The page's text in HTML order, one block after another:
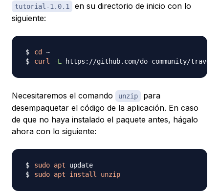
tutorial-1.0.1
en su directorio de inicio con lo
siguiente:
cd
curl
-L https://github.com/do-community/
Necesitaremos el comando unzip
para
desempaquetar el código de la aplicación. En caso
de que no haya instalado el paquete antes, hágalo
ahora con lo siguiente:
sudo apt
sudo apt install unzip